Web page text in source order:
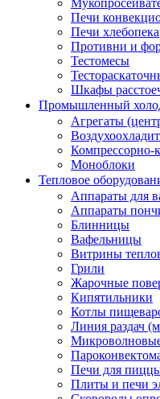
Печи
Печи
Противни и
Тестомесы
Шкафы
Промышленный
Агрегаты
Компрессорно-
Моноблоки
Тепловое
Аппараты для
Аппараты
Блинницы
Вафельницы
Витрины
Грили
Жарочные
Кипятильники
Котлы
Линия раздач
Печи для
Плиты и печи